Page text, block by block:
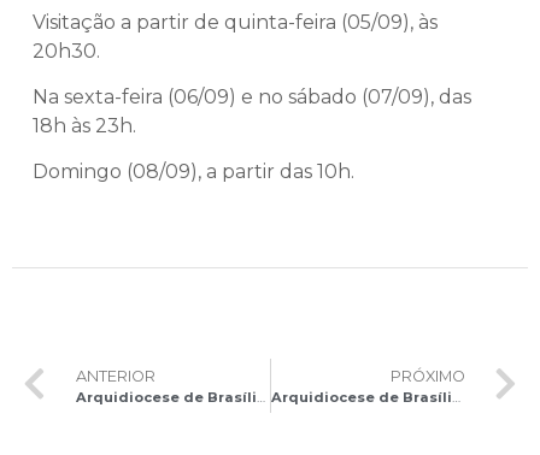
Visitação a partir de quinta-feira (05/09), às
20h30.
Na sexta-feira (06/09) e no sábado (07/09), das
18h às 23h.
Domingo (08/09), a partir das 10h.
ANTERIOR PRÓXIMO